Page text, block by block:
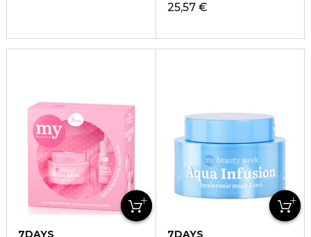
25,57 €